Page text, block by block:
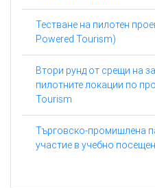
Тестване на пилотен
Powered Tourism)
Втори рунд от срещи на
пилотните локации по
Tourism
Търговско-промишлена
участие в учебно